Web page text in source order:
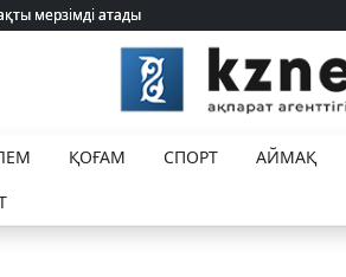
мерзімді атады
мерзімді атады
ҚОҒАМ СПОРТ
АЙМАҚ